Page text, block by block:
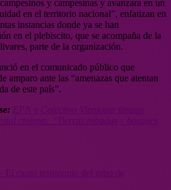
y campesinas y avanzara en un
en el territorio nacional”, enfatizan en
instancias donde ya se han
en el plebiscito, que se acompaña de la
parte de la organización.
en el comunicado público que
amparo ante las “amenazas que atentan
de este país”.